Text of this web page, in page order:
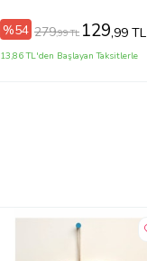
%54 279,99 TL 129,99 TL
13,86 TL'den Başlayan Taksitlerle